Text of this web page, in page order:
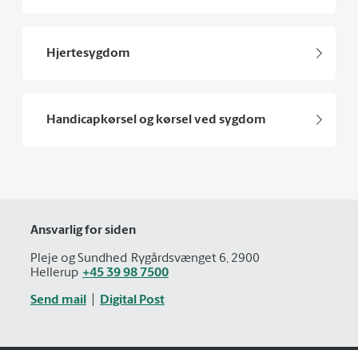
Hjertesygdom
Handicapkørsel og kørsel ved sygdom
Ansvarlig for siden
Pleje og Sundhed Rygårdsvænget 6, 2900
Hellerup +45 39 98 7500
Send mail Digital Post